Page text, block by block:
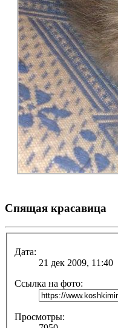
Спящая красавица
Дата:
21 дек 2009, 11:40
Ссылка на фото:
Просмотры: